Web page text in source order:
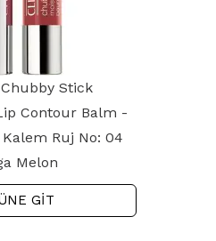
Stick
Contour Balm -
Ruj No: 04
Melon
GİT